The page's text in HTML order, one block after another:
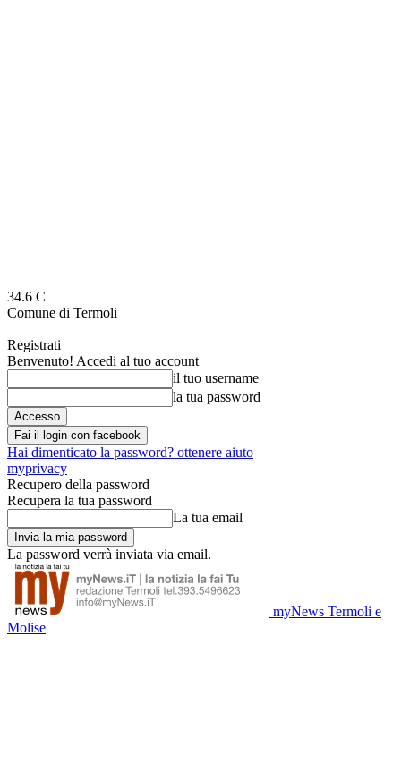
34.6 C
Comune di Termoli
Registrati
Benvenuto! Accedi al tuo account
il tuo username
la tua password
Fai il login con facebook
Hai dimenticato la password? ottenere aiuto
myprivacy
Recupero della password
Recupera la tua password
La tua email
La password verrà inviata via email.
myNews Termoli e
Molise